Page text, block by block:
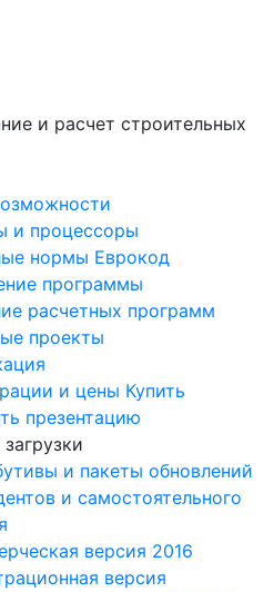
и расчет строительных
и процессоры
нормы Еврокод
программы
расчетных программ
проекты
и цены Купить
презентацию
и пакеты обновлений
и самостоятельного
версия 2016
версия